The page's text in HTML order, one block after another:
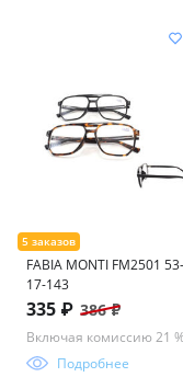
FABIA MONTI FM2501 53-
17-143
335 ₽ 386 ₽
Включая комиссию 21 %
Подробнее